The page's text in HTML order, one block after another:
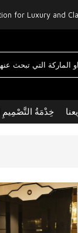
for Luxury and
خِدْمَةُ التَّصْمِيمِ